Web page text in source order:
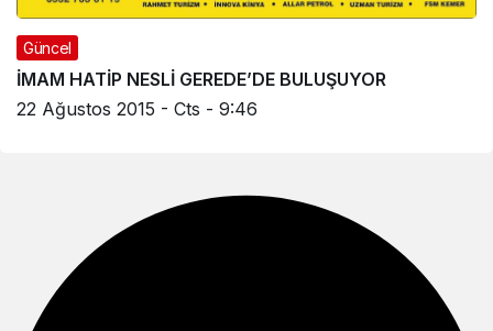
Güncel
İMAM HATİP NESLİ GEREDE’DE BULUŞUYOR
22 Ağustos 2015 - Cts - 9:46